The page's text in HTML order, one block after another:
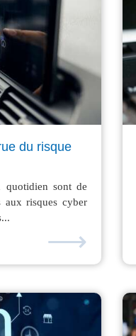
du risque
quotidien sont de
aux risques cyber
⟶